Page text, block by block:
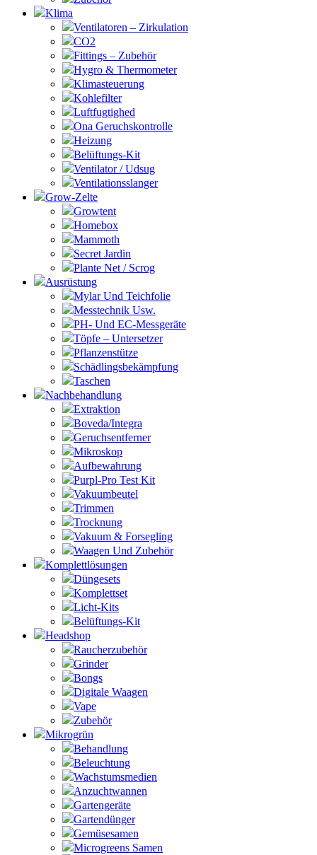
Klima
Ventilatoren – Zirkulation
CO2
Fittings – Zubehör
Hygro & Thermometer
Klimasteuerung
Kohlefilter
Luftfugtighed
Ona Geruchskontrolle
Heizung
Belüftungs-Kit
Ventilator / Udsug
Ventilationsslanger
Grow-Zelte
Growtent
Homebox
Mammoth
Secret Jardin
Plante Net / Scrog
Ausrüstung
Mylar Und Teichfolie
Messtechnik Usw.
PH- Und EC-Messgeräte
Töpfe – Untersetzer
Pflanzenstütze
Schädlingsbekämpfung
Taschen
Nachbehandlung
Extraktion
Boveda/Integra
Geruchsentferner
Mikroskop
Aufbewahrung
Purpl-Pro Test Kit
Vakuumbeutel
Trimmen
Trocknung
Vakuum & Forsegling
Waagen Und Zubehör
Komplettlösungen
Düngesets
Komplettset
Licht-Kits
Belüftungs-Kit
Headshop
Raucherzubehör
Grinder
Bongs
Digitale Waagen
Vape
Zubehör
Mikrogrün
Behandlung
Beleuchtung
Wachstumsmedien
Anzuchtwannen
Gartengeräte
Gartendünger
Gemüsesamen
Microgreens Samen